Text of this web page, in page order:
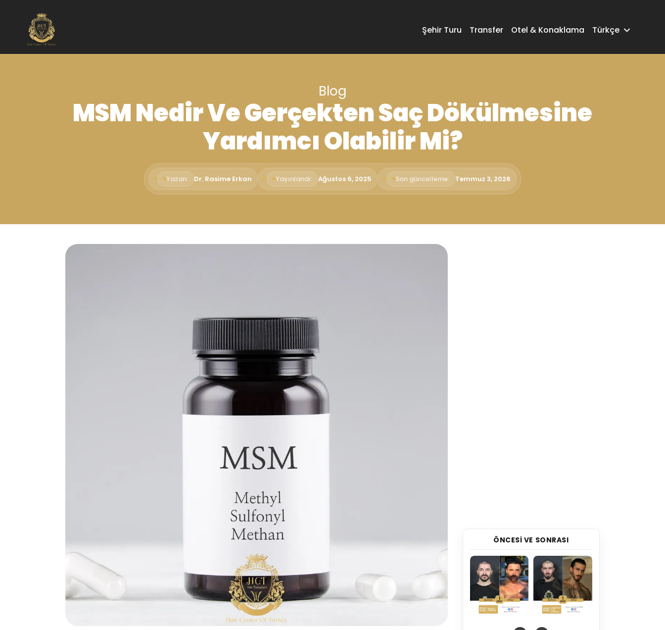
Şehir Turu Transfer Otel & Konaklama Türkçe
Blog
MSM Nedir Ve Gerçekten Saç Dökülmesine
Yardımcı Olabilir Mi?
Yazan: Dr. Rasime Erkan Yayınlandı: Ağustos 6, 2025 Son güncelleme: Temmuz 3, 2026
ÖNCESI VE SONRASI